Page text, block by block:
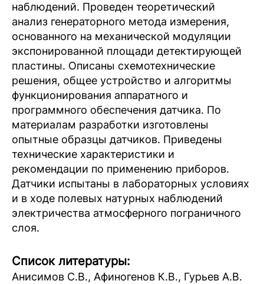
наблюдений. Проведен теоретический
анализ генераторного метода измерения,
основанного на механической модуляции
экспонированной площади детектирующей
пластины. Описаны схемотехнические
решения, общее устройство и алгоритмы
функционирования аппаратного и
программного обеспечения датчика. По
материалам разработки изготовлены
опытные образцы датчиков. Приведены
технические характеристики и
рекомендации по применению приборов.
Датчики испытаны в лабораторных условиях
и в ходе полевых натурных наблюдений
электричества атмосферного пограничного
слоя.
Список литературы:
Анисимов С.В., Афиногенов К.В., Гурьев А.В.